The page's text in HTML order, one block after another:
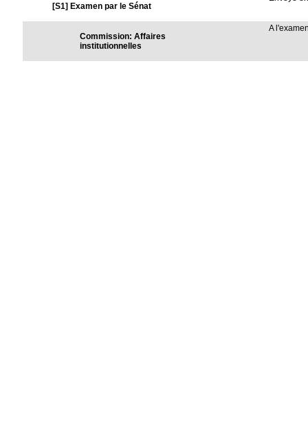
[S1] Examen par le Sénat
Commission: Affaires
institutionnelles
A